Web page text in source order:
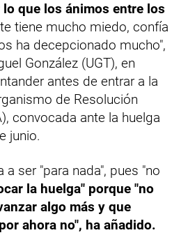
que los ánimos entre los
tiene mucho miedo, confía
ha decepcionado mucho",
González (UGT), en
antes de entrar a la
de Resolución
convocada ante la huelga
junio.
a ser "para nada", pues "no
la huelga" porque "no
algo más y que
ahora no", ha añadido.